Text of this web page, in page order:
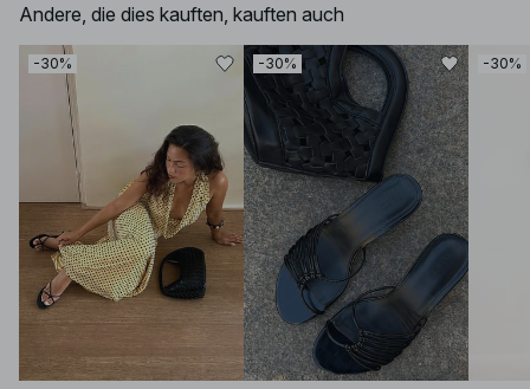
Andere, die dies kauften, kauften auch
-30% -30% -30%